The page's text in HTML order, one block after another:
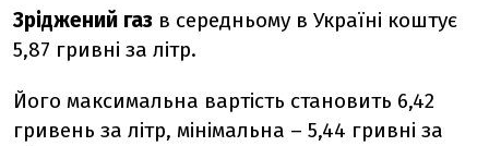
Зріджений газ в середньому в Україні коштує
5,87 гривні за літр.
Його максимальна вартість становить 6,42
гривень за літр, мінімальна – 5,44 гривні за